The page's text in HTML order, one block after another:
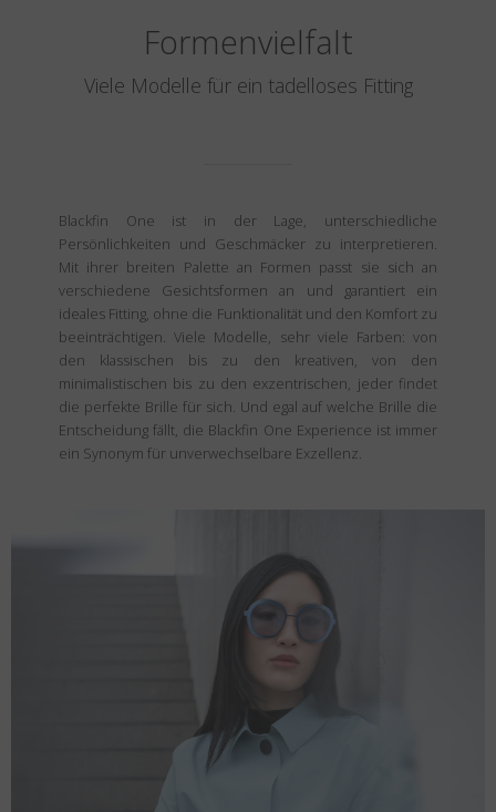
Formenvielfalt
Viele Modelle für ein tadelloses Fitting
Blackfin One ist in der Lage, unterschiedliche
Persönlichkeiten und Geschmäcker zu interpretieren.
Mit ihrer breiten Palette an Formen passt sie sich an
verschiedene Gesichtsformen an und garantiert ein
ideales Fitting, ohne die Funktionalität und den Komfort zu
beeinträchtigen. Viele Modelle, sehr viele Farben: von
den klassischen bis zu den kreativen, von den
minimalistischen bis zu den exzentrischen, jeder findet
die perfekte Brille für sich. Und egal auf welche Brille die
Entscheidung fällt, die Blackfin One Experience ist immer
ein Synonym für unverwechselbare Exzellenz.